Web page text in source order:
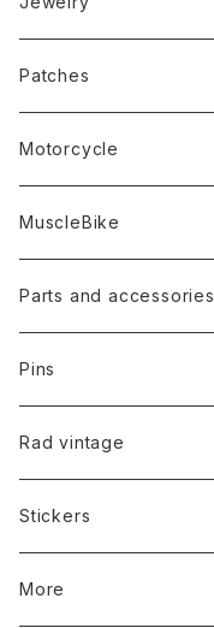
Patches
Motorcycle
MuscleBike
Parts and accessories
Pins
Rad vintage
Stickers
More